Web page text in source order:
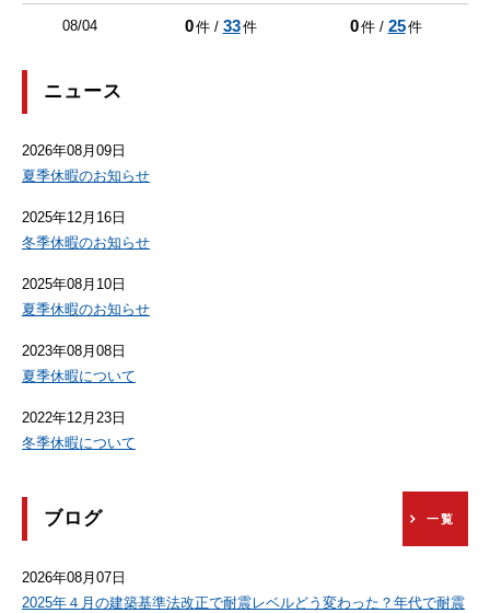
08/04 0件 / 33件 0件 / 25件
ニュース
2026年08月09日
夏季休暇のお知らせ
2025年12月16日
冬季休暇のお知らせ
2025年08月10日
夏季休暇のお知らせ
2023年08月08日
夏季休暇について
2022年12月23日
冬季休暇について
ブログ 一覧
2026年08月07日
2025年４月の建築基準法改正で耐震レベルどう変わった？年代で耐震